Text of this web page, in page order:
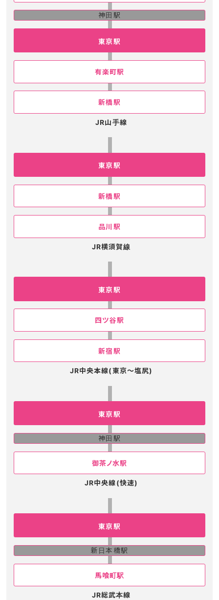
神田駅
東京駅
有楽町駅
新橋駅
JR山手線
東京駅
新橋駅
品川駅
JR横須賀線
東京駅
四ツ谷駅
新宿駅
JR中央本線(東京～塩尻)
東京駅
神田駅
御茶ノ水駅
JR中央線(快速)
東京駅
新日本橋駅
馬喰町駅
JR総武本線